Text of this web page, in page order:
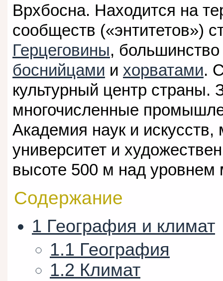
Врхбосна. Находится на
сообществ («энтитетов»)
Герцеговины,
боснийцами и хорватами.
культурный центр страны.
многочисленные
Академия наук и
университет и
высоте 500 м над уровнем
Содержание
1 География и климат
1.1 География
1.2 Климат